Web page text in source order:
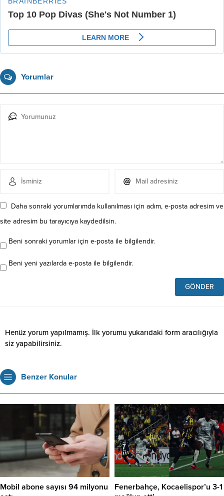
Yorumlar
Daha sonraki yorumlarımda kullanılması için adım, e-posta adresim ve
site adresim bu tarayıcıya kaydedilsin.
Beni sonraki yorumlar için e-posta ile bilgilendir.
Beni yeni yazılarda e-posta ile bilgilendir.
Henüz yorum yapılmamış. İlk yorumu yukarıdaki form aracılığıyla
siz yapabilirsiniz.
Benzer Konular
Mobil abone sayısı 94 milyonu
Fenerbahçe, Kocaelispor’u 3-1